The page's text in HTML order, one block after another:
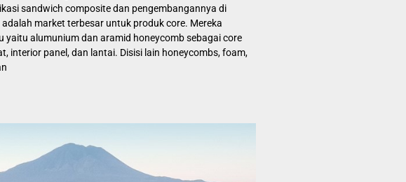
sandwich composite dan pengembangannya di
market terbesar untuk produk core. Mereka
yaitu alumunium dan aramid honeycomb sebagai core
interior panel, dan lantai. Disisi lain honeycombs, foam,